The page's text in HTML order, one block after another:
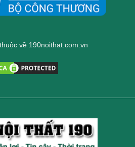
về 190noithat.com.vn